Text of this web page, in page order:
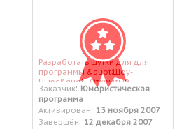
Разработать шутки для для
программы &quot;Шоу-
Ньюс&quot;. Открытый
тестовый заказ.
Заказчик: Юмористическая
программа
Активирован: 13 ноября 2007
Завершён: 12 декабря 2007